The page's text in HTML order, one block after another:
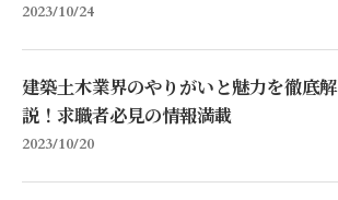
2023/10/24
建築土木業界のやりがいと魅力を徹底解
説！求職者必見の情報満載
2023/10/20